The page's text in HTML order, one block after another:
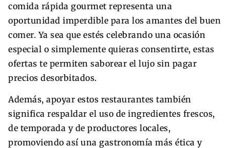
comida rápida gourmet representa una
oportunidad imperdible para los amantes del buen
comer. Ya sea que estés celebrando una ocasión
especial o simplemente quieras consentirte, estas
ofertas te permiten saborear el lujo sin pagar
precios desorbitados.
Además, apoyar estos restaurantes también
significa respaldar el uso de ingredientes frescos,
de temporada y de productores locales,
promoviendo así una gastronomía más ética y